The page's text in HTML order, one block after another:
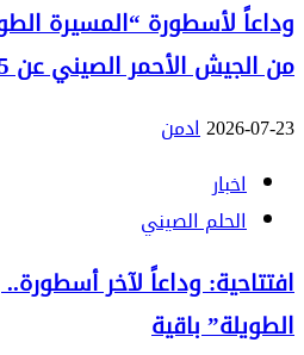
وداعاً لأسطورة “المسيرة
من الجيش الأحمر الصيني عن 105 عاماً
2026-07-23ادمن
اخبار
الحلم الصيني
افتتاحية: وداعاً لآخر
الطويلة” باقية